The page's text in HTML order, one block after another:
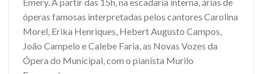
óperas famosas interpretadas pelos cantores Carolina
Morel, Erika Henriques, Hebert Augusto Campos,
João Campelo e Calebe Faria, as Novas Vozes da
Ópera do Municipal, com o pianista Murilo